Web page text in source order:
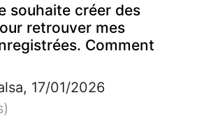
souhaite créer des
retrouver mes
Comment
17/01/2026